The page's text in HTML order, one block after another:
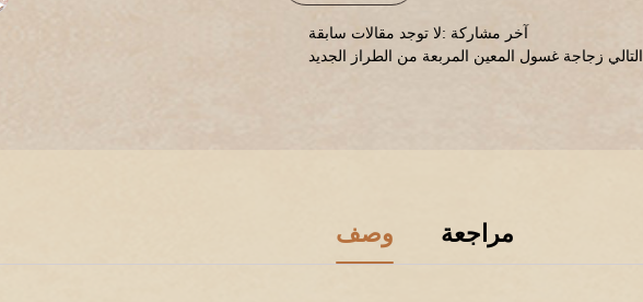
آخر مشاركة :لا توجد مقالات سابقة
التالي زجاجة غسول المعين المربعة من الطراز الجديد
وصف مراجعة